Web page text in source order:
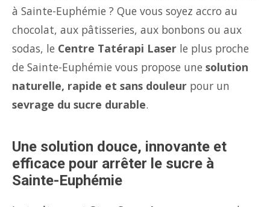
à Sainte-Euphémie ? Que vous soyez accro au
chocolat, aux pâtisseries, aux bonbons ou aux
sodas, le Centre Tatérapi Laser le plus proche
de Sainte-Euphémie vous propose une solution
naturelle, rapide et sans douleur pour un
sevrage du sucre durable.
Une solution douce, innovante et
efficace pour arrêter le sucre à
Sainte-Euphémie